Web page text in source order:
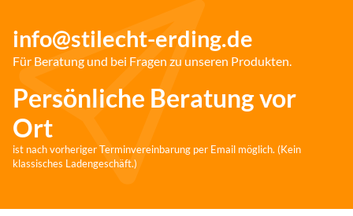
info@stilecht-erding.de
Für Beratung und bei Fragen zu unseren Produkten.
Persönliche Beratung vor
Ort
ist nach vorheriger Terminvereinbarung per Email möglich. (Kein
klassisches Ladengeschäft.)